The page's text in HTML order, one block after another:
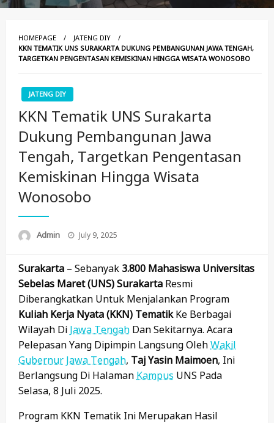
HOMEPAGE
JATENG DIY
KKN TEMATIK UNS SURAKARTA DUKUNG PEMBANGUNAN JAWA TENGAH,
TARGETKAN PENGENTASAN KEMISKINAN HINGGA WISATA WONOSOBO
JATENG DIY
KKN Tematik UNS Surakarta
Dukung Pembangunan Jawa
Tengah, Targetkan Pengentasan
Kemiskinan Hingga Wisata
Wonosobo
Admin
Posted
July 9, 2025
Surakarta – Sebanyak 3.800 Mahasiswa Universitas
Sebelas Maret (UNS) Surakarta Resmi
Diberangkatkan Untuk Menjalankan Program
Kuliah Kerja Nyata (KKN) TematikKe Berbagai
Wilayah Di Jawa Tengah Dan Sekitarnya. Acara
Pelepasan Yang Dipimpin Langsung OlehWakil
Gubernur Jawa Tengah, Taj Yasin Maimoen, Ini
Berlangsung Di Halaman Kampus UNS Pada
Selasa, 8 Juli 2025.
Program KKN Tematik Ini Merupakan Hasil